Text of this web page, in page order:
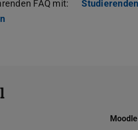
FAQ mit: